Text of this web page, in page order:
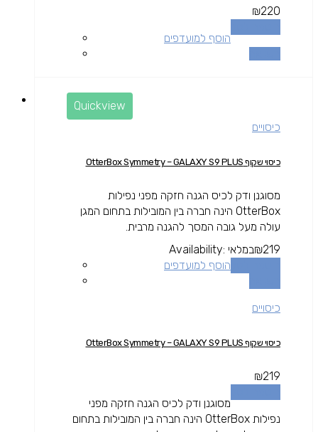
₪220
הוסף למועדפים
Quickview
כיסויים
כיסוי שקוף OtterBox Symmetry – GALAXY S9 PLUS
מסוגנן ודק לכיס הגנה חזקה מפני נפילות
OtterBox הינה חברה בין המובילות בתחום המגן
עולה מעל גובה המסך להגנה מרבית.
₪219
Availability: במלאי
הוסף למועדפים
כיסויים
כיסוי שקוף OtterBox Symmetry – GALAXY S9 PLUS
₪219
מסוגנן ודק לכיס הגנה חזקה מפני
נפילות OtterBox הינה חברה בין המובילות בתחום